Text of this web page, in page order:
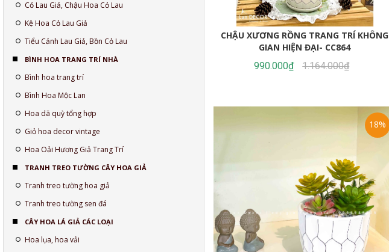
CHẬU XƯƠNG RỒNG TRANG TRÍ KHÔNG
GIAN HIỆN ĐẠI- CC864
990.000₫ 1.164.000₫
18%
Cỏ Lau Giả, Chậu Hoa Cỏ Lau
Kệ Hoa Cỏ Lau Giả
Tiểu Cảnh Lau Giả, Bồn Cỏ Lau
BÌNH HOA TRANG TRÍ NHÀ
Bình hoa trang trí
Bình Hoa Mộc Lan
Hoa dã quỳ tổng hợp
Giỏ hoa decor vintage
Hoa Oải Hương Giả Trang Trí
TRANH TREO TƯỜNG CÂY HOA GIẢ
Tranh treo tường hoa giả
Tranh treo tường sen đá
CÂY HOA LÁ GIẢ CÁC LOẠI
Hoa lụa, hoa vải